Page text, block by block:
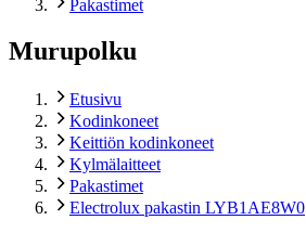
Pakastimet
Murupolku
Etusivu
Kodinkoneet
Keittiön kodinkoneet
Kylmälaitteet
Pakastimet
Electrolux pakastin LYB1AE8W0